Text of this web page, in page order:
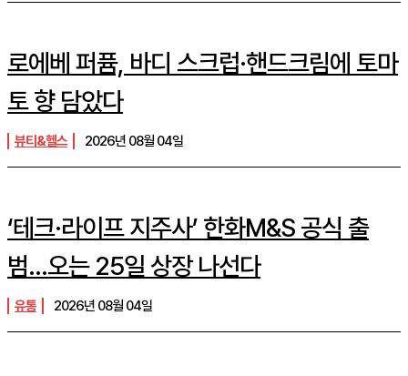
로에베 퍼퓸, 바디 스크럽·핸드크림에 토마
토 향 담았다
뷰티&헬스 2026년 08월 04일
‘테크·라이프 지주사’ 한화M&S 공식 출
범…오는 25일 상장 나선다
유통 2026년 08월 04일